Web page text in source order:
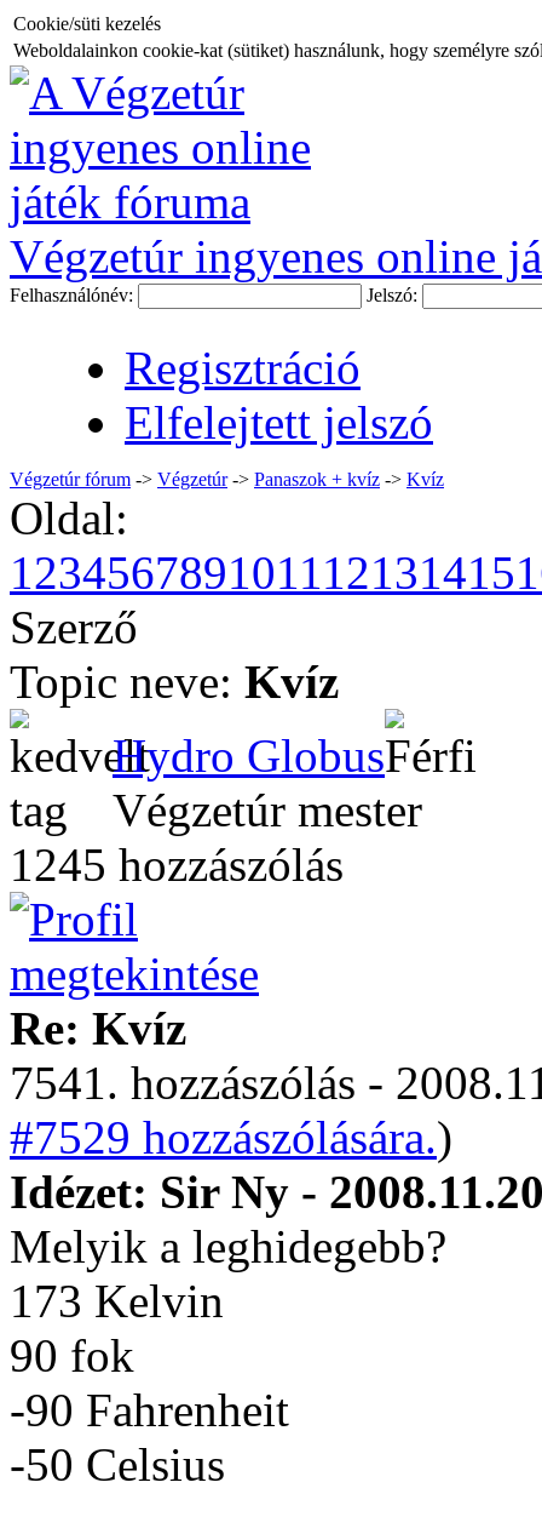
Cookie/süti kezelés
Weboldalainkon cookie-kat (sütiket) használunk, hogy személyre
Végzetúr ingyenes online
Felhasználónév: Jelszó:
Regisztráció
Elfelejtett jelszó
Végzetúr fórum -> Végzetúr-> Panaszok + kvíz -> Kvíz
Oldal:
123456789101112131415
Szerző
Topic neve: Kvíz
Hydro Globus
Végzetúr mester
1245 hozzászólás
Re: Kvíz
7541. hozzászólás -
#7529 hozzászólására.)
Idézet: Sir Ny -
Melyik a leghidegebb?
173 Kelvin
90 fok
-90 Fahrenheit
-50 Celsius